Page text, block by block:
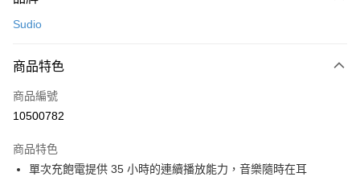
付款後7-11取貨
宅配
每筆NT$130，滿NT$399(含以上)免運費
Sudio
商品特色
商品編號
10500782
商品特色
單次充飽電提供 35 小時的連續播放能力，音樂隨時在耳